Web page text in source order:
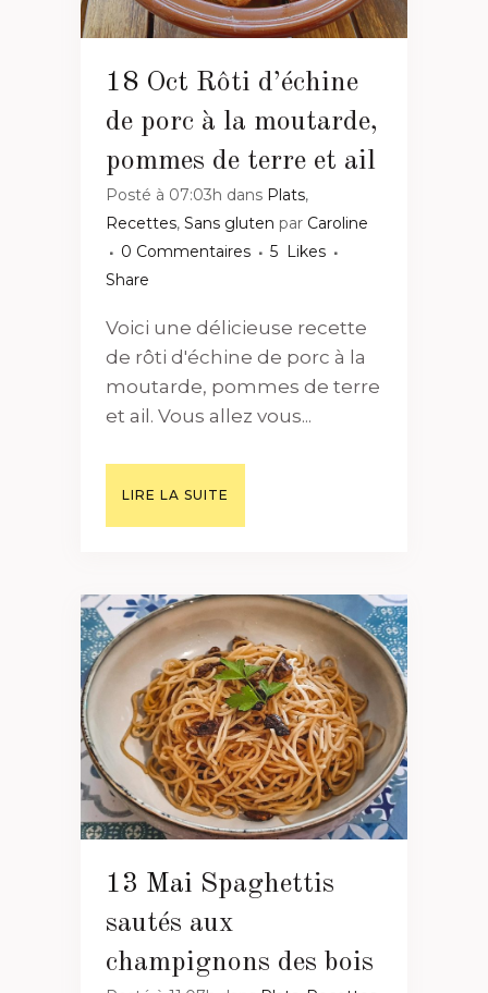
18 Oct Rôti d’échine
de porc à la moutarde,
pommes de terre et ail
Posté à 07:03h dans Plats,
Recettes, Sans gluten par Caroline
0 Commentaires
5 Likes
Share
Voici une délicieuse recette
de rôti d'échine de porc à la
moutarde, pommes de terre
et ail. Vous allez vous...
LIRE LA SUITE
13 Mai Spaghettis
sautés aux
champignons des bois